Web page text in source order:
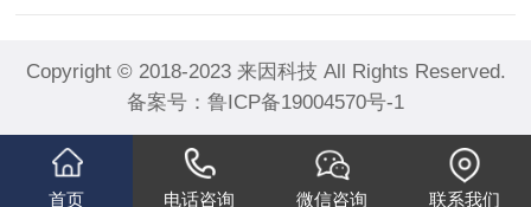
Copyright © 2018-2023 来因科技 All Rights Reserved.
备案号： 鲁ICP备19004570号-1
首页 电话咨询 微信咨询 联系我们